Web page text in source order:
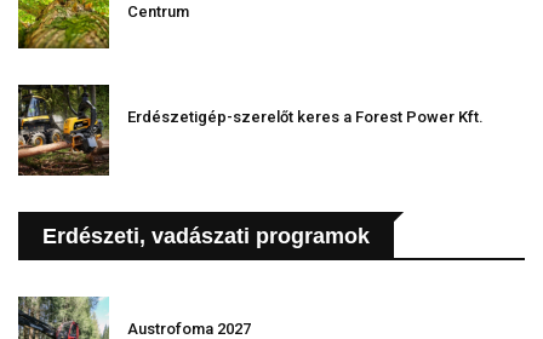
Centrum
Erdészetigép-szerelőt keres a Forest Power Kft.
Erdészeti, vadászati programok
Austrofoma 2027